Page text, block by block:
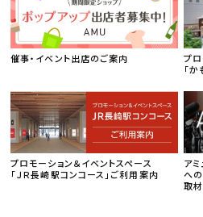
催事・イベント出店のご案内
プ
「
プロモーション＆イベントスペース
「ＪＲ長崎駅コンコース」ご利用案内
ア
への
取